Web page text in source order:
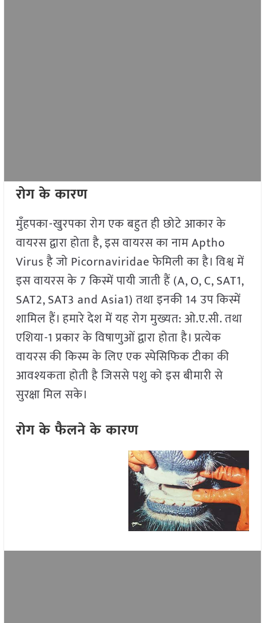
रोग के कारण
मुँहपका-खुरपका रोग एक बहुत ही छोटे आकार के
वायरस द्वारा होता है, इस वायरस का नाम Aptho
Virus है जो Picornaviridae फेमिली का है। विश्व में
इस वायरस के 7 किस्में पायी जाती हैं (A, O, C, SAT1,
SAT2, SAT3 and Asia1) तथा इनकी 14 उप किस्में
शामिल हैं। हमारे देश में यह रोग मुख्यत: ओ.ए.सी. तथा
एशिया-1 प्रकार के विषाणुओं द्वारा होता है। प्रत्येक
वायरस की किस्म के लिए एक स्पेसिफिक टीका की
आवश्यकता होती है जिससे पशु को इस बीमारी से
सुरक्षा मिल सके।
रोग के फैलने के कारण